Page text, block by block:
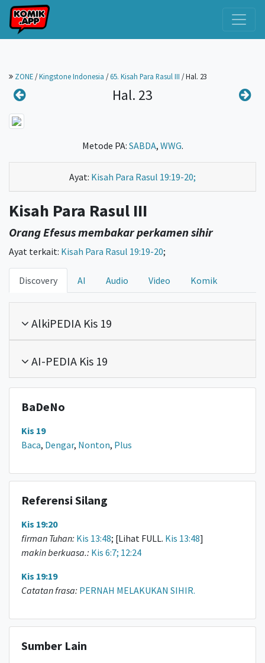
ZONE /Kingstone Indonesia /65. Kisah Para Rasul III /Hal. 23
Hal. 23
Metode PA: SABDA, WWG.
Ayat: Kisah Para Rasul 19:19-20;
Kisah Para Rasul III
Orang Efesus membakar perkamen sihir
Ayat terkait: Kisah Para Rasul 19:19-20;
Discovery AI Audio Video Komik
AlkiPEDIA Kis 19
AI-PEDIA Kis 19
BaDeNo
Kis 19
Baca, Dengar, Nonton, Plus
Referensi Silang
Kis 19:20
firman Tuhan: Kis 13:48; [Lihat FULL. Kis 13:48]
makin berkuasa.: Kis 6:7; 12:24
Kis 19:19
Catatan frasa: PERNAH MELAKUKAN SIHIR.
Sumber Lain